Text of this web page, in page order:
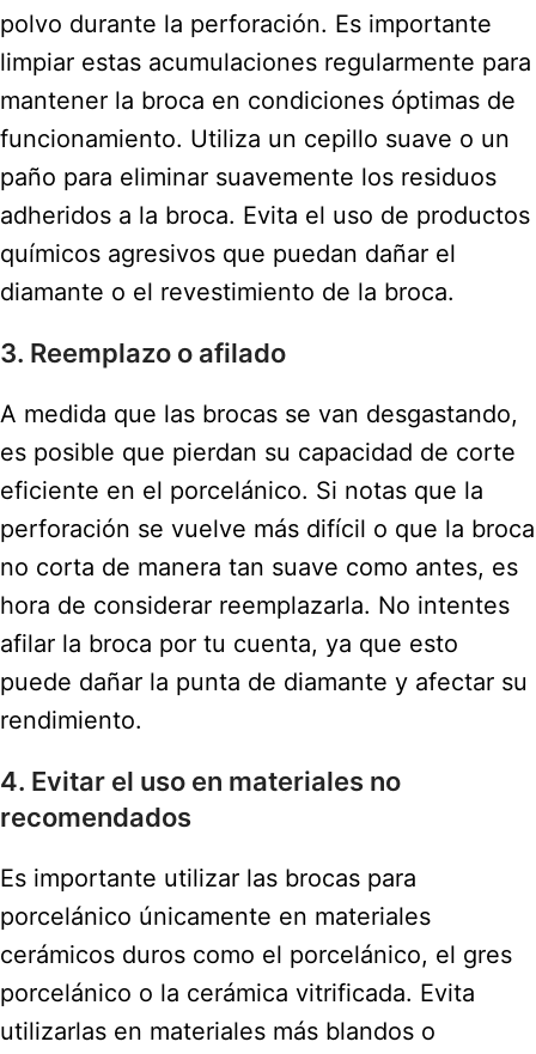
polvo durante la perforación. Es importante
limpiar estas acumulaciones regularmente para
mantener la broca en condiciones óptimas de
funcionamiento. Utiliza un cepillo suave o un
paño para eliminar suavemente los residuos
adheridos a la broca. Evita el uso de productos
químicos agresivos que puedan dañar el
diamante o el revestimiento de la broca.
3. Reemplazo o afilado
A medida que las brocas se van desgastando,
es posible que pierdan su capacidad de corte
eficiente en el porcelánico. Si notas que la
perforación se vuelve más difícil o que la broca
no corta de manera tan suave como antes, es
hora de considerar reemplazarla. No intentes
afilar la broca por tu cuenta, ya que esto
puede dañar la punta de diamante y afectar su
rendimiento.
4. Evitar el uso en materiales no
recomendados
Es importante utilizar las brocas para
porcelánico únicamente en materiales
cerámicos duros como el porcelánico, el gres
porcelánico o la cerámica vitrificada. Evita
utilizarlas en materiales más blandos o